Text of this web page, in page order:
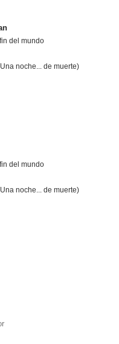
del mundo
noche... de muerte)
del mundo
noche... de muerte)